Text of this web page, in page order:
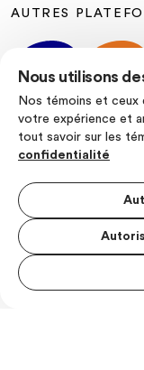
Nous utilisons
Nos témoins et ceux
votre expérience et
tout savoir sur les
confidentialité
AUTRES
SUIVEZ-NOUS
Politique de
Conditions
© Les